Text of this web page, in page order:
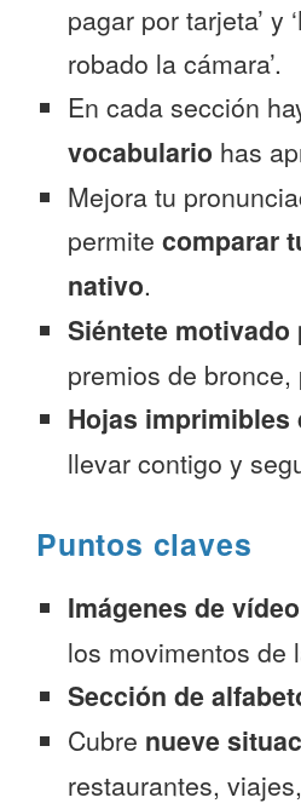
pagar por tarjeta’ y
robado la cámara’.
En cada sección
vocabulario has
Mejora tu
permite comparar
nativo.
Siéntete motivado
premios de bronce,
Hojas imprimibles
llevar contigo y
Puntos claves
Imágenes de vídeo
los movimentos de
Sección de
Cubre nueve
restaurantes,